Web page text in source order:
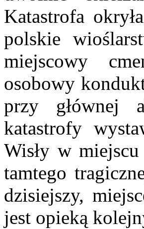
Katastrofa
polskie
miejscowy
osobowy
przy głównej
katastrofy
Wisły w
tamtego
dzisiejszy,
jest opieką